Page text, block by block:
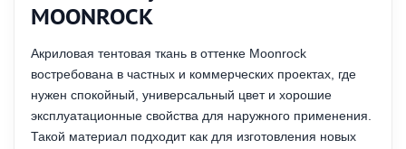
MOONROCK
Акриловая тентовая ткань в оттенке Moonrock
востребована в частных и коммерческих проектах, где
нужен спокойный, универсальный цвет и хорошие
эксплуатационные свойства для наружного применения.
Такой материал подходит как для изготовления новых